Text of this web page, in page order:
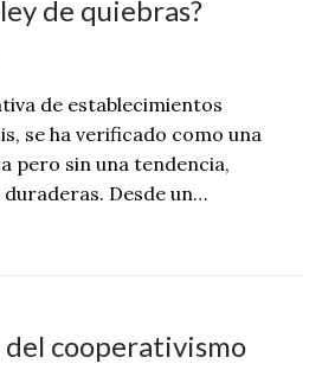
de quiebras?
de establecimientos
se ha verificado como una
pero sin una tendencia,
Desde un…
del cooperativismo